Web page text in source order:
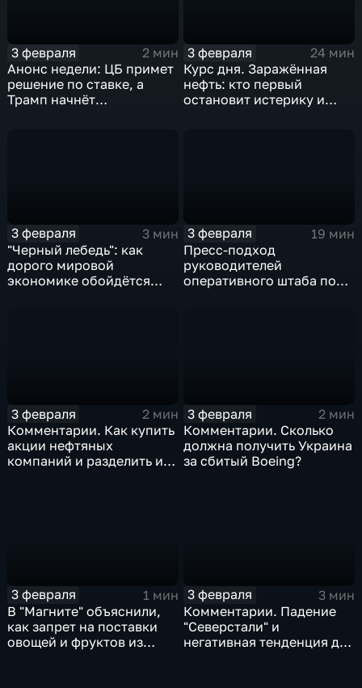
3 февраля
2 мин
Анонс недели: ЦБ примет
решение по ставке, а
Трамп начнёт
3 февраля
24 мин
Курс дня. Заражённая
нефть: кто первый
остановит истерику и
3 февраля
3 мин
"Черный лебедь": как
дорого мировой
экономике обойдётся
3 февраля
19 мин
Пресс-подход
руководителей
оперативного штаба по
3 февраля
2 мин
Комментарии. Как купить
акции нефтяных
компаний и разделить их
3 февраля
2 мин
Комментарии. Сколько
должна получить Украина
за сбитый Boeing?
3 февраля
1 мин
В "Магните" объяснили,
как запрет на поставки
овощей и фруктов из
3 февраля
3 мин
Комментарии. Падение
"Северстали" и
негативная тенденция для